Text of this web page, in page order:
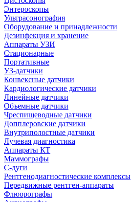
Энтероскопы
Ультрасонография
Оборудование и принадлежности
Дезинфекция и хранение
Аппараты УЗИ
Стационарные
Портативные
УЗ-датчики
Конвексные датчики
Кардиологические датчики
Линейные датчики
Объемные датчики
Чреспищеводные датчики
Допплеровские датчики
Внутриполостные датчики
Лучевая диагностика
Аппараты КТ
Маммографы
С-дуги
Рентгенодиагностические комплексы
Передвижные рентген-аппараты
Флюорографы